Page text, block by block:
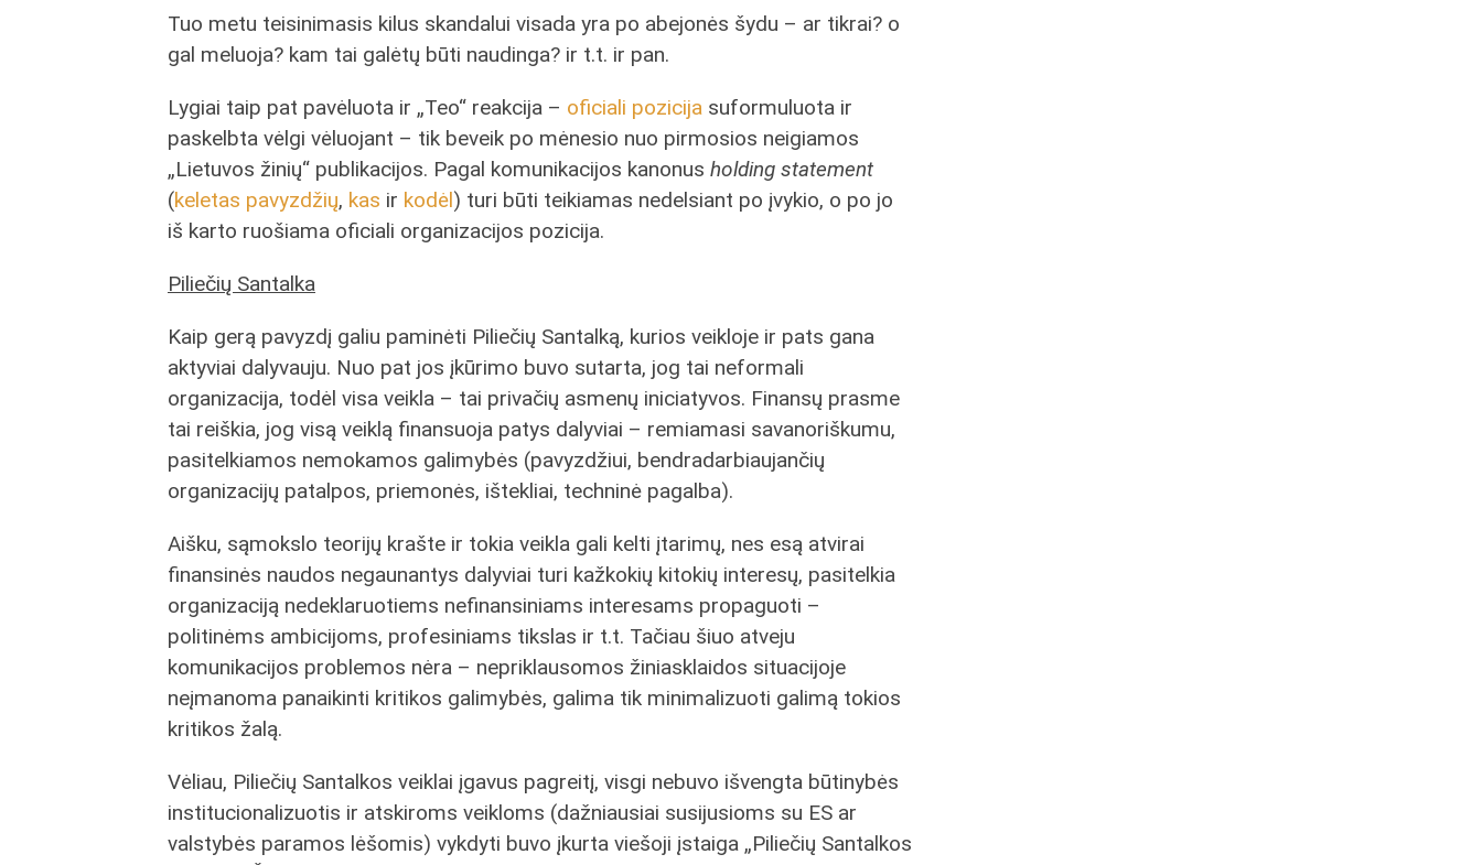
Tuo metu teisinimasis kilus skandalui visada yra po abejonės šydu – ar tikrai? o
gal meluoja? kam tai galėtų būti naudinga? ir t.t. ir pan.
Lygiai taip pat pavėluota ir „Teo“ reakcija – oficiali pozicija suformuluota ir
paskelbta vėlgi vėluojant – tik beveik po mėnesio nuo pirmosios neigiamos
„Lietuvos žinių“ publikacijos. Pagal komunikacijos kanonus holding statement
(keletas pavyzdžių, kas ir kodėl) turi būti teikiamas nedelsiant po įvykio, o po jo
iš karto ruošiama oficiali organizacijos pozicija.
Piliečių Santalka
Kaip gerą pavyzdį galiu paminėti Piliečių Santalką, kurios veikloje ir pats gana
aktyviai dalyvauju. Nuo pat jos įkūrimo buvo sutarta, jog tai neformali
organizacija, todėl visa veikla – tai privačių asmenų iniciatyvos. Finansų prasme
tai reiškia, jog visą veiklą finansuoja patys dalyviai – remiamasi savanoriškumu,
pasitelkiamos nemokamos galimybės (pavyzdžiui, bendradarbiaujančių
organizacijų patalpos, priemonės, ištekliai, techninė pagalba).
Aišku, sąmokslo teorijų krašte ir tokia veikla gali kelti įtarimų, nes esą atvirai
finansinės naudos negaunantys dalyviai turi kažkokių kitokių interesų, pasitelkia
organizaciją nedeklaruotiems nefinansiniams interesams propaguoti –
politinėms ambicijoms, profesiniams tikslas ir t.t. Tačiau šiuo atveju
komunikacijos problemos nėra – nepriklausomos žiniasklaidos situacijoje
neįmanoma panaikinti kritikos galimybės, galima tik minimalizuoti galimą tokios
kritikos žalą.
Vėliau, Piliečių Santalkos veiklai įgavus pagreitį, visgi nebuvo išvengta būtinybės
institucionalizuotis ir atskiroms veikloms (dažniausiai susijusioms su ES ar
valstybės paramos lėšomis) vykdyti buvo įkurta viešoji įstaiga „Piliečių Santalkos